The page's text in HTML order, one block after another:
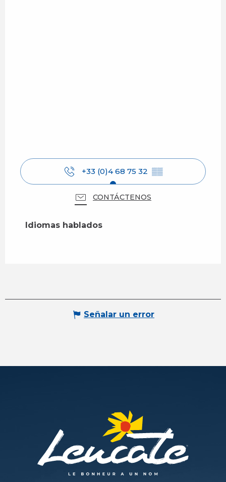
+33 (0)4 68 75 32 ▒▒
CONTÁCTENOS
Idiomas hablados
Idiomas hablados
Señalar un error